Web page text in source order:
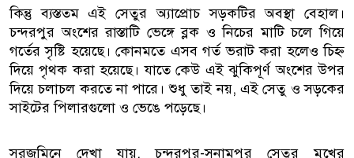
কিন্তু ব্যস্ততম এই সেতুর অ্যাপ্রোচ সড়কটির অবস্থা বেহাল।
চন্দরপুর অংশের রাস্তাটি ভেঙ্গে ব্লক ও নিচের মাটি চলে গিয়ে
গর্তের সৃষ্টি হয়েছে। কোনমতে এসব গর্ত ভরাট করা হলেও চিহ্ন
দিয়ে পৃথক করা হয়েছে। যাতে কেউ এই ঝুকিপূর্ণ অংশের উপর
দিয়ে চলাচল করতে না পারে। শুধু তাই নয়, এই সেতু ও সড়কের
সাইটের পিলারগুলো ও ভেঙে পড়েছে।
সরজমিনে দেখা যায়, চন্দরপুর-সুনামপুর সেতুর মুখের